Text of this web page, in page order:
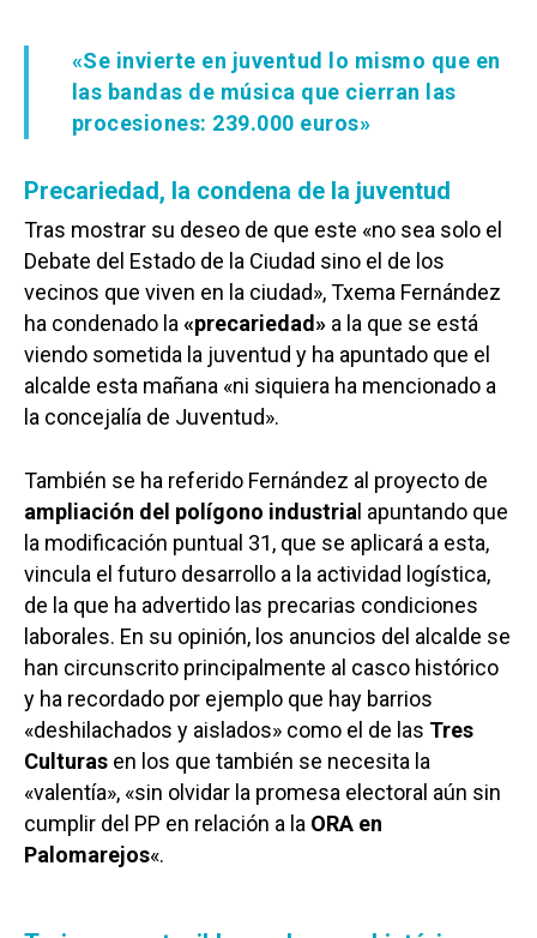
«Se invierte en juventud lo mismo que en
las bandas de música que cierran las
procesiones: 239.000 euros»
Precariedad, la condena de la juventud
Tras mostrar su deseo de que este «no sea solo el
Debate del Estado de la Ciudad sino el de los
vecinos que viven en la ciudad», Txema Fernández
ha condenado la «precariedad» a la que se está
viendo sometida la juventud y ha apuntado que el
alcalde esta mañana «ni siquiera ha mencionado a
la concejalía de Juventud».
También se ha referido Fernández al proyecto de
ampliación del polígono industria l apuntando que
la modificación puntual 31, que se aplicará a esta,
vincula el futuro desarrollo a la actividad logística,
de la que ha advertido las precarias condiciones
laborales. En su opinión, los anuncios del alcalde se
han circunscrito principalmente al casco histórico
y ha recordado por ejemplo que hay barrios
«deshilachados y aislados» como el de las Tres
Culturas en los que también se necesita la
«valentía», «sin olvidar la promesa electoral aún sin
cumplir del PP en relación a la ORA en
Palomarejos«.